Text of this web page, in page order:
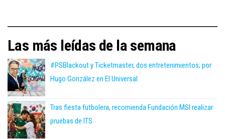
Las más leídas de la semana
#PSBlackout y Ticketmaster, dos entretenimientos; por
Hugo González en El Universal
Tras fiesta futbolera, recomienda Fundación MSI realizar
pruebas de ITS